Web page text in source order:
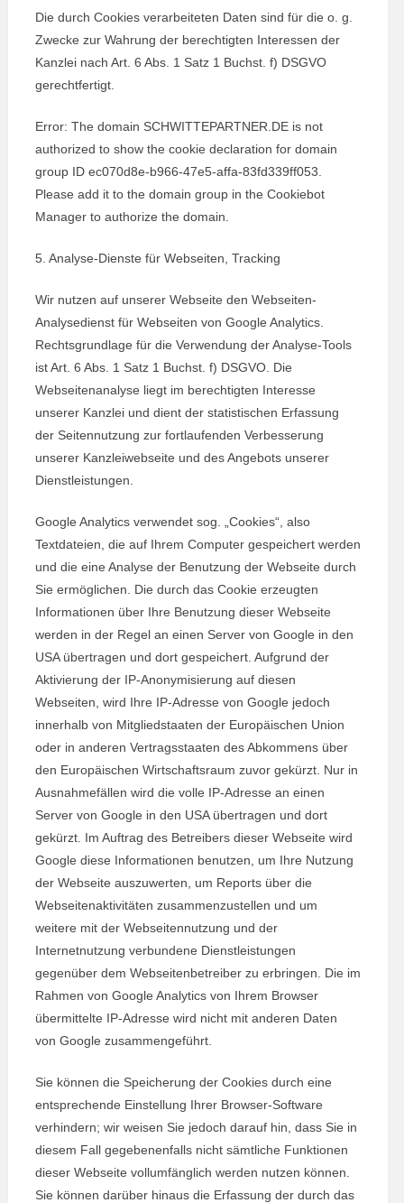
Die durch Cookies verarbeiteten Daten sind für die o. g.
Zwecke zur Wahrung der berechtigten Interessen der
Kanzlei nach Art. 6 Abs. 1 Satz 1 Buchst. f) DSGVO
gerechtfertigt.
Error: The domain SCHWITTEPARTNER.DE is not
authorized to show the cookie declaration for domain
group ID ec070d8e-b966-47e5-affa-83fd339ff053.
Please add it to the domain group in the Cookiebot
Manager to authorize the domain.
5. Analyse-Dienste für Webseiten, Tracking
Wir nutzen auf unserer Webseite den Webseiten-
Analysedienst für Webseiten von Google Analytics.
Rechtsgrundlage für die Verwendung der Analyse-Tools
ist Art. 6 Abs. 1 Satz 1 Buchst. f) DSGVO. Die
Webseitenanalyse liegt im berechtigten Interesse
unserer Kanzlei und dient der statistischen Erfassung
der Seitennutzung zur fortlaufenden Verbesserung
unserer Kanzleiwebseite und des Angebots unserer
Dienstleistungen.
Google Analytics verwendet sog. „Cookies“, also
Textdateien, die auf Ihrem Computer gespeichert werden
und die eine Analyse der Benutzung der Webseite durch
Sie ermöglichen. Die durch das Cookie erzeugten
Informationen über Ihre Benutzung dieser Webseite
werden in der Regel an einen Server von Google in den
USA übertragen und dort gespeichert. Aufgrund der
Aktivierung der IP-Anonymisierung auf diesen
Webseiten, wird Ihre IP-Adresse von Google jedoch
innerhalb von Mitgliedstaaten der Europäischen Union
oder in anderen Vertragsstaaten des Abkommens über
den Europäischen Wirtschaftsraum zuvor gekürzt. Nur in
Ausnahmefällen wird die volle IP-Adresse an einen
Server von Google in den USA übertragen und dort
gekürzt. Im Auftrag des Betreibers dieser Webseite wird
Google diese Informationen benutzen, um Ihre Nutzung
der Webseite auszuwerten, um Reports über die
Webseitenaktivitäten zusammenzustellen und um
weitere mit der Webseitennutzung und der
Internetnutzung verbundene Dienstleistungen
gegenüber dem Webseitenbetreiber zu erbringen. Die im
Rahmen von Google Analytics von Ihrem Browser
übermittelte IP-Adresse wird nicht mit anderen Daten
von Google zusammengeführt.
Sie können die Speicherung der Cookies durch eine
entsprechende Einstellung Ihrer Browser-Software
verhindern; wir weisen Sie jedoch darauf hin, dass Sie in
diesem Fall gegebenenfalls nicht sämtliche Funktionen
dieser Webseite vollumfänglich werden nutzen können.
Sie können darüber hinaus die Erfassung der durch das